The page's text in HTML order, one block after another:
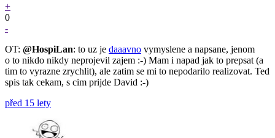
+
0
-
OT: @HospiLan: to uz je daaavno vymyslene a napsane, jenom
o to nikdo nikdy neprojevil zajem :-) Mam i napad jak to prepsat (a
tim to vyrazne zrychlit), ale zatim se mi to nepodarilo realizovat. Ted
spis tak cekam, s cim prijde David :-)
před 15 lety